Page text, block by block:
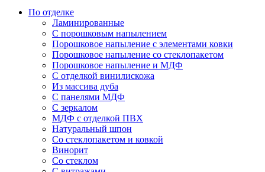
По отделке
Ламинированные
С порошковым напылением
Порошковое напыление с элементами ковки
Порошковое напыление со стеклопакетом
Порошковое напыление и МДФ
С отделкой винилискожа
Из массива дуба
С панелями МДФ
С зеркалом
МДФ с отделкой ПВХ
Натуральный шпон
Со стеклопакетом и ковкой
Винорит
Со стеклом